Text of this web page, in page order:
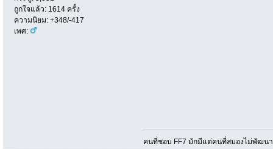
ถูกใจแล้ว: 1614 ครั้ง
ความนิยม: +348/-417
เพศ:
คนที่ชอบ FF7 มักมีแต่คนที่สมองไม่พัฒนา